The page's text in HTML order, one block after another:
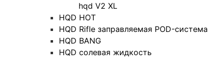
hqd V2 XL
HQD HOT
HQD Rifle заправляемая POD-система
HQD BANG
HQD солевая жидкость